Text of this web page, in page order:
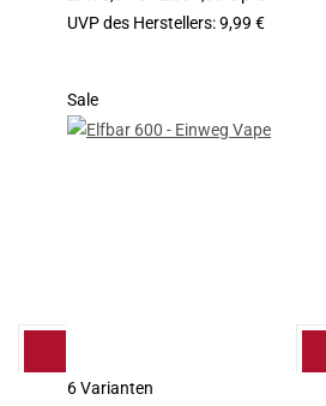
UVP des Herstellers:9,99 €
Sale
6 Varianten